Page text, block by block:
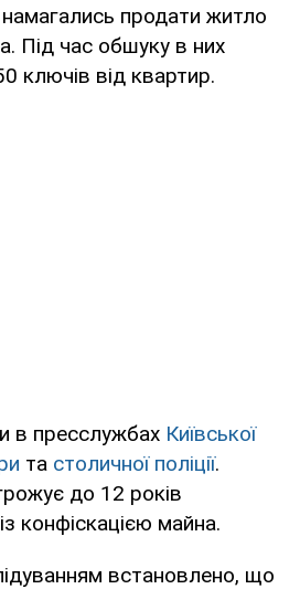
продати житло
Під час обшуку в них
ключів від квартир.
в пресслужбах Київської
та столичної поліції.
до 12 років
конфіскацією майна.
встановлено, що